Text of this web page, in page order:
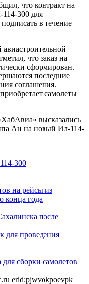
что контракт на
114-300 для
в течение
что заказ на
сформирован.
последние
соглашения.
самолеты
высказались
Ан на новый Ил-114-
300
на рейсы из
конца года
после
для проведения
для сборки самолетов
erid:pjwvokpoevpk